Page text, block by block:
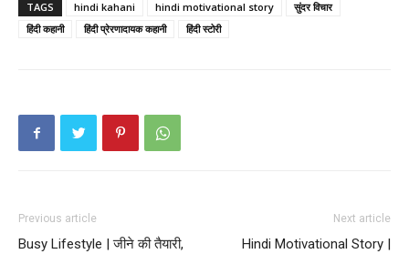
TAGS hindi kahani hindi motivational story
सुंदर विचार
हिंदी कहानी
हिंदी प्रेरणादायक कहानी हिंदी स्टोरी
Previous article
Busy Lifestyle | जीने की तैयारी,
Next article
Hindi Motivational Story |